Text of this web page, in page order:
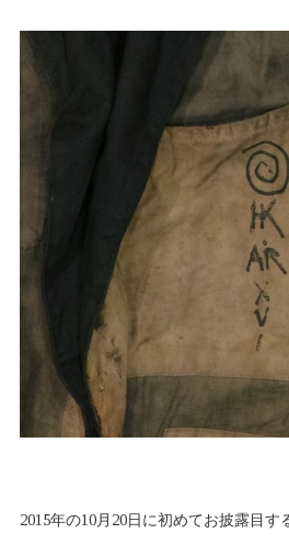
2015年の10月20日に初めてお披露目